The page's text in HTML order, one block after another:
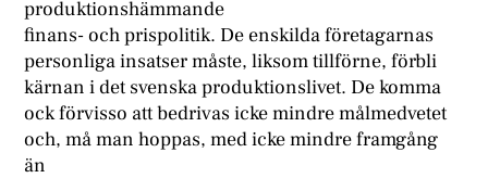
produktionshämmande
finans- och prispolitik. De enskilda företagarnas
personliga insatser måste, liksom tillförne, förbli
kärnan i det svenska produktionslivet. De komma
ock förvisso att bedrivas icke mindre målmedvetet
och, må man hoppas, med icke mindre framgång
än